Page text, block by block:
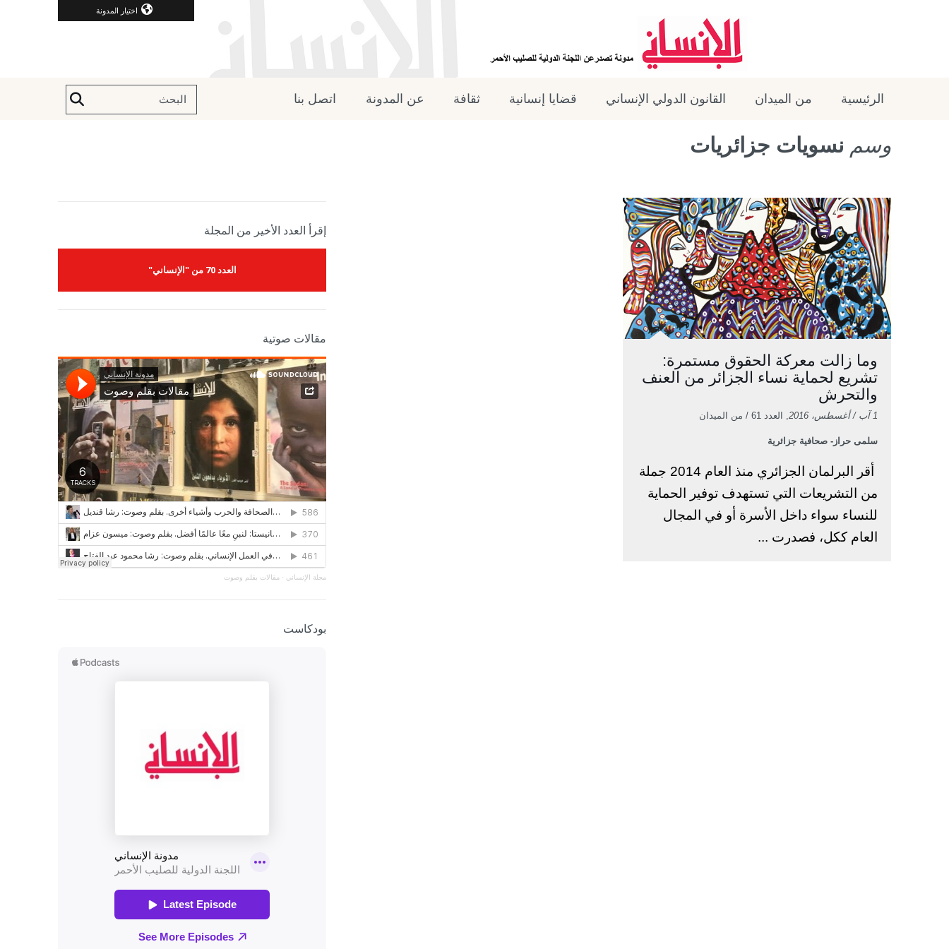
اختيار المدونة
الرئيسية من الميدان القانون الدولي الإنساني قضايا إنسانية ثقافة عن المدونة اتصل بنا
وسم نسويات جزائريات
وما زالت معركة الحقوق مستمرة:
تشريع لحماية نساء الجزائر من العنف
والتحرش
1 آب / أغسطس، 2016 , العدد 61 / من الميدان
سلمى حراز- صحافية جزائرية
أقر البرلمان الجزائري منذ العام 2014 جملة
من التشريعات التي تستهدف توفير الحماية
للنساء سواء داخل الأسرة أو في المجال
العام ككل، فصدرت ...
إقرأ العدد الأخير من المجلة
العدد 70 من "الإنساني"
مقالات صوتية
مجلة الإنساني · مقالات بقلم وصوت
بودكاست